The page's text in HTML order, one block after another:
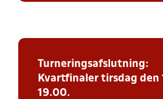
Turneringsafslutning:
Kvartfinaler tirsdag den
19.00.